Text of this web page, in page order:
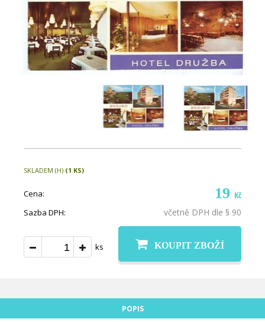
SKLADEM (H) (1 KS)
Cena: 19 Kč
Sazba DPH: včetně DPH dle § 90
ks KOUPIT ZBOŽÍ
POPIS